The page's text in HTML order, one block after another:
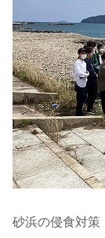
砂浜の侵食対策